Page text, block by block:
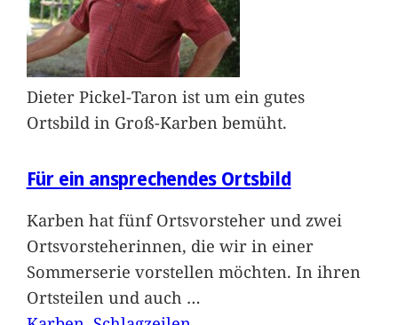
Dieter Pickel-Taron ist um ein gutes
Ortsbild in Groß-Karben bemüht.
Für ein ansprechendes Ortsbild
Karben hat fünf Ortsvorsteher und zwei
Ortsvorsteherinnen, die wir in einer
Sommerserie vorstellen möchten. In ihren
Ortsteilen und auch …